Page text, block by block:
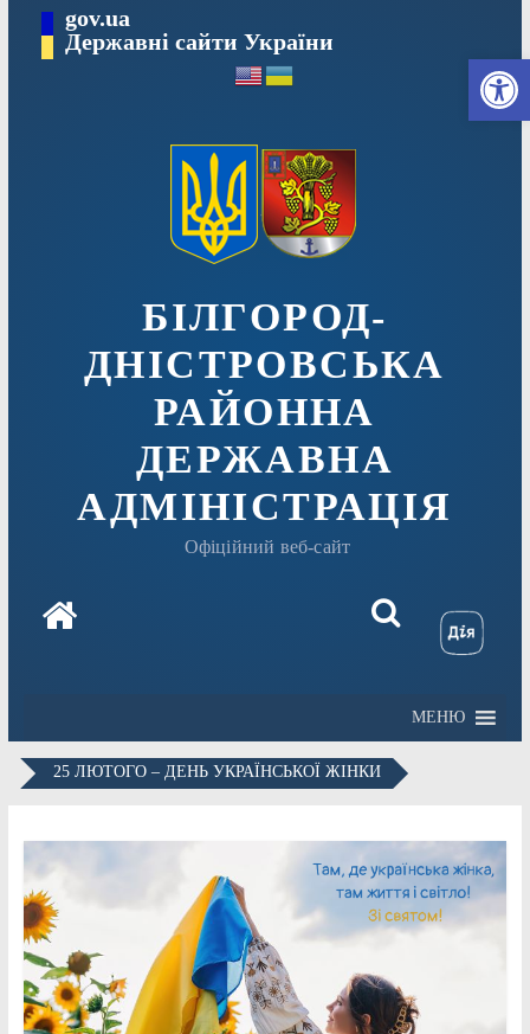
вмісту
gov.ua
Державні сайти України
БІЛГОРОД-
ДНІСТРОВСЬКА
РАЙОННА
ДЕРЖАВНА
АДМІНІСТРАЦІЯ
Офіційний веб-сайт
МЕНЮ
25 ЛЮТОГО – ДЕНЬ УКРАЇНСЬКОЇ ЖІНКИ